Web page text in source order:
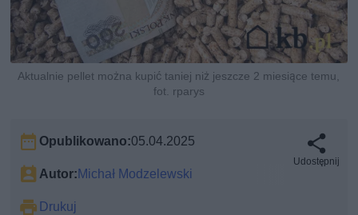
Aktualnie pellet można kupić taniej niż jeszcze 2 miesiące temu,
fot. rparys
Opublikowano:05.04.2025
Autor:Michał Modzelewski
Drukuj
Udostępnij